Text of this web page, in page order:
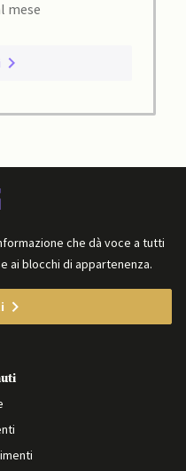
mese
che dà voce a tutti
ai blocchi di appartenenza.